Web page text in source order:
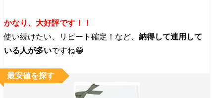
かなり、大好評です！！
使い続けたい、リピート確定！など、 納得して連用して
いる人が多いですね😁
最安値を探す